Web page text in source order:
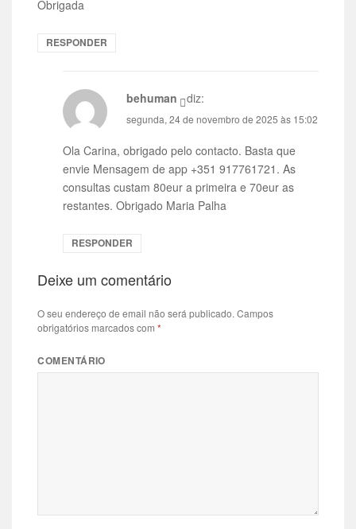
Obrigada
RESPONDER
behuman diz:
segunda, 24 de novembro de 2025 às 15:02
Ola Carina, obrigado pelo contacto. Basta que
envie Mensagem de app +351 917761721. As
consultas custam 80eur a primeira e 70eur as
restantes. Obrigado Maria Palha
RESPONDER
Deixe um comentário
O seu endereço de email não será publicado. Campos
obrigatórios marcados com*
COMENTÁRIO